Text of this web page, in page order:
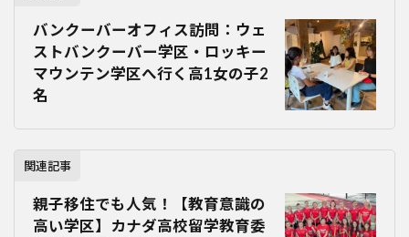
バンクーバーオフィス訪問：ウェ
ストバンクーバー学区・ロッキー
マウンテン学区へ行く高1女の子2
名
関連記事
親子移住でも人気！【教育意識の
高い学区】カナダ高校留学教育委